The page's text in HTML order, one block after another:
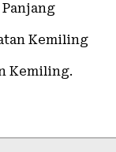
Panjang
Kemiling
Kemiling.